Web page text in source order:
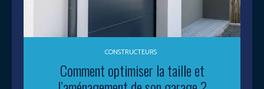
CONSTRUCTEURS
Comment optimiser la taille et